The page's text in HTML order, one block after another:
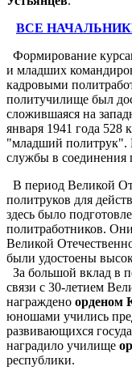
ВСЕ
Формирование
и младших
кадровыми
политучилище был
сложившаяся на
января 1941 года 528
"младший политрук".
службы в
В период Великой
политруков для
здесь было
политработников.
Великой
были удостоены
За большой вклад в
связи с 30-летием
награждено орденом
юношами учились
развивающихся
наградило училище
республики.